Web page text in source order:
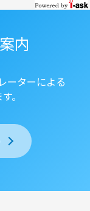
内
ーターによる
。